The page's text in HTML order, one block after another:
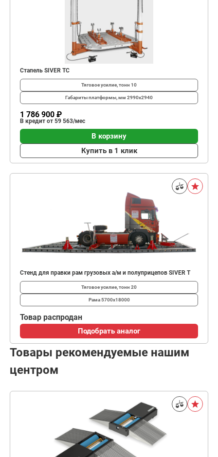
Стапель SIVER TC
Тяговое усилие, тонн 10
Габариты платформы, мм 2990х2940
1 786 900 ₽
В кредит от 59 563/мес
В корзину
Купить в 1 клик
Стенд для правки рам грузовых а/м и полуприцепов SIVER T
Тяговое усилие, тонн 20
Рама5700х18000
Товар распродан
Подобрать аналог
Товары рекомендуемые нашим
центром